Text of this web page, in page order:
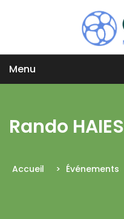
Menu
Rando HAIES
Accueil > Événements